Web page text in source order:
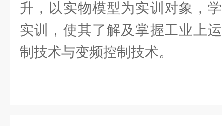
升，以实物模型为实训对象，
实训，使其了解及掌握工业上
制技术与变频控制技术。